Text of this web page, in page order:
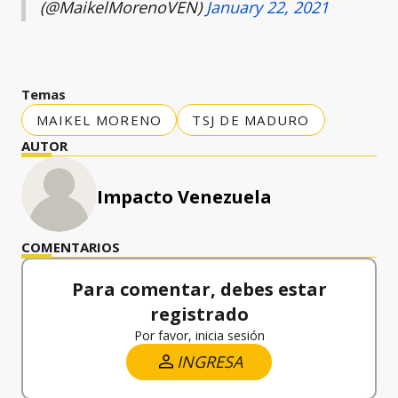
(@MaikelMorenoVEN) January 22, 2021
Temas
MAIKEL MORENO
TSJ DE MADURO
AUTOR
Impacto Venezuela
COMENTARIOS
Para comentar, debes estar
registrado
Por favor, inicia sesión
INGRESA